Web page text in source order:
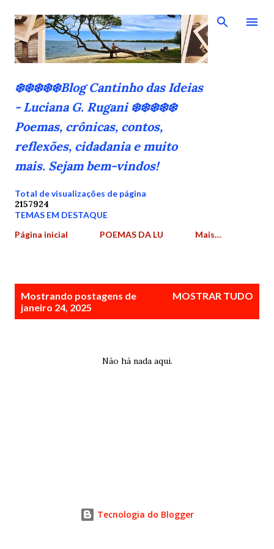
Pular para o conteúdo principal
❄️❄️❄️❄️❄️Blog Cantinho das Ideias
- Luciana G. Rugani ❄️❄️❄️❄️❄️
Poemas, crônicas, contos,
reflexões, cidadania e muito
mais. Sejam bem-vindos!
Total de visualizações de página
2157924
TEMAS EM DESTAQUE
Página inicial
POEMAS DA LU Mais…
Mostrando postagens de
janeiro 24, 2025
MOSTRAR TUDO
Não há nada aqui.
Tecnologia do Blogger